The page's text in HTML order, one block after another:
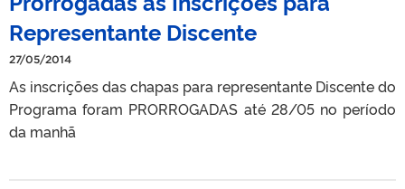
Representante Discente
27/05/2014
As inscrições das chapas para representante Discente do
Programa foram PRORROGADAS até 28/05 no período
da manhã